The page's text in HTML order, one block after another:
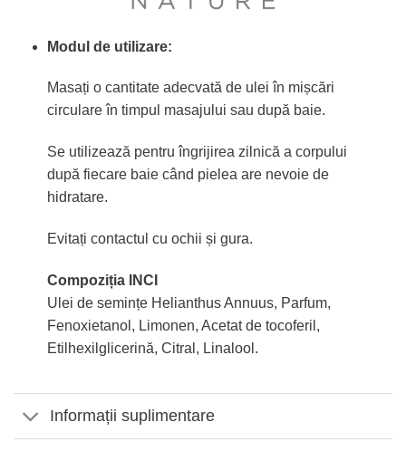
Modul de utilizare:
Masați o cantitate adecvată de ulei în mișcări
circulare în timpul masajului sau după baie.
Se utilizează pentru îngrijirea zilnică a corpului
după fiecare baie când pielea are nevoie de
hidratare.
Evitați contactul cu ochii și gura.
Compoziția INCI
Ulei de semințe Helianthus Annuus, Parfum,
Fenoxietanol, Limonen, Acetat de tocoferil,
Etilhexilglicerină, Citral, Linalool.
Informații suplimentare